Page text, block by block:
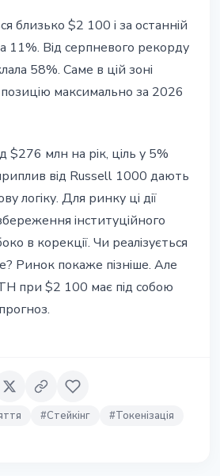
близько $2 100 і за останній
11%. Від серпневого рекорду
58%. Саме в цій зоні
максимально за 2026
$276 млн на рік, ціль у 5%
приплив від Russell 1000 дають
логіку. Для ринку ці дії
інституційного
в корекції. Чи реалізується
Ринок покаже пізніше. Але
при $2 100 має під собою
#Стейкінг #Токенізація